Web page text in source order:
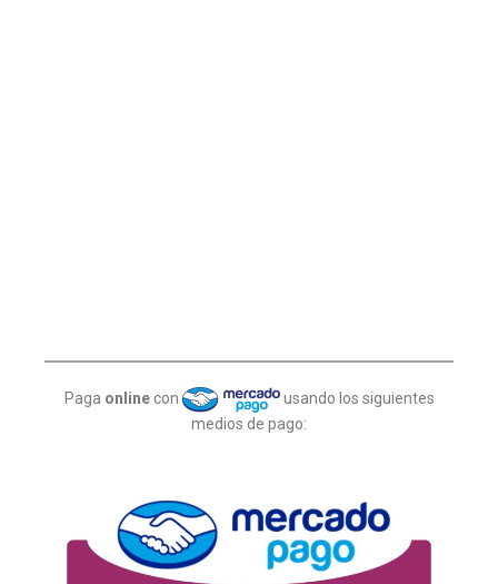
Paga online con
usando los siguientes
medios de pago: